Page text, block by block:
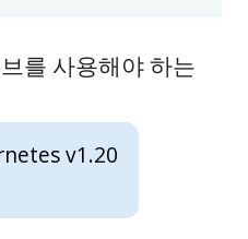
를 사용해야 하는
v1.20